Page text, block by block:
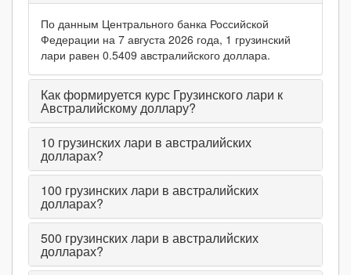
По данным Центрального банка Российской
Федерации на 7 августа 2026 года, 1 грузинский
лари равен 0.5409 австралийского доллара.
Как формируется курс Грузинского лари к
Австралийскому доллару?
10 грузинских лари в австралийских
долларах?
100 грузинских лари в австралийских
долларах?
500 грузинских лари в австралийских
долларах?